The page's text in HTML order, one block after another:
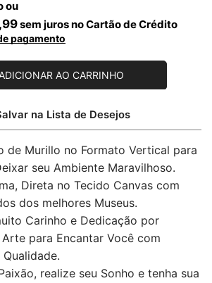
ou
sem juros no Cartão de Crédito
pagamento
AO CARRINHO
na Lista de Desejos
de Murillo no Formato Vertical para
seu Ambiente Maravilhoso.
Direta no Tecido Canvas com
dos melhores Museus.
Carinho e Dedicação por
para Encantar Você com
realize seu Sonho e tenha sua